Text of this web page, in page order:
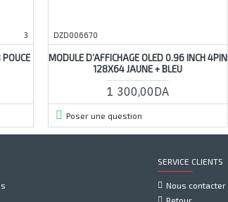
3 DZD006670
MODULE D’AFFICHAGE OLED 0.96 INCH 4PIN
128X64 JAUNE + BLEU
1 300,00DA
Poser une question
SERVICE CLIENTS
Nous contacter
Retour